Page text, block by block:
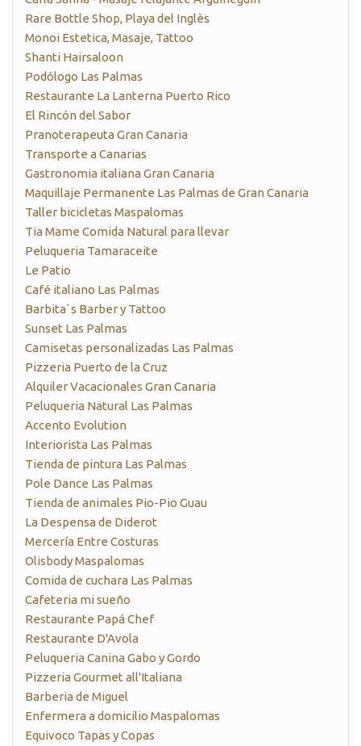
Rare Bottle Shop, Playa del Inglès
Monoi Estetica, Masaje, Tattoo
Shanti Hairsaloon
Podólogo Las Palmas
Restaurante La Lanterna Puerto Rico
El Rincón del Sabor
Pranoterapeuta Gran Canaria
Transporte a Canarias
Gastronomia italiana Gran Canaria
Maquillaje Permanente Las Palmas de Gran Canaria
Taller bicicletas Maspalomas
Tia Mame Comida Natural para llevar
Peluqueria Tamaraceite
Le Patio
Café italiano Las Palmas
Barbita`s Barber y Tattoo
Sunset Las Palmas
Camisetas personalizadas Las Palmas
Pizzeria Puerto de la Cruz
Alquiler Vacacionales Gran Canaria
Peluqueria Natural Las Palmas
Accento Evolution
Interiorista Las Palmas
Tienda de pintura Las Palmas
Pole Dance Las Palmas
Tienda de animales Pio-Pio Guau
La Despensa de Diderot
Mercería Entre Costuras
Olisbody Maspalomas
Comida de cuchara Las Palmas
Cafeteria mi sueño
Restaurante Papá Chef
Restaurante D'Avola
Peluqueria Canina Gabo y Gordo
Pizzeria Gourmet all'Italiana
Barberia de Miguel
Enfermera a domicilio Maspalomas
Equivoco Tapas y Copas